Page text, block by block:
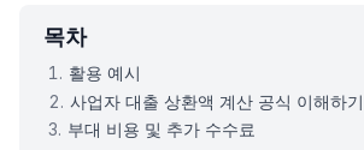
목차
활용 예시
사업자 대출 상환액 계산 공식 이해하기
부대 비용 및 추가 수수료